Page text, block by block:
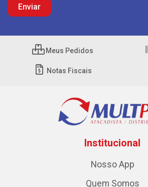
Meus Pedidos
Notas Fiscais
Institucional
Nosso App
Quem Somos